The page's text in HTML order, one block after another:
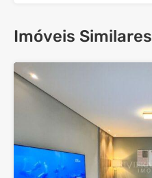
Imóveis Similares
37